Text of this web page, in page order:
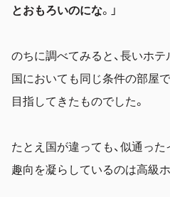
とおもろいのにな。」
のちに調べてみると、長いホテ
国においても同じ条件の部屋
目指してきたものでした。
たとえ国が違っても、似通っ
趣向を凝らしているのは高級